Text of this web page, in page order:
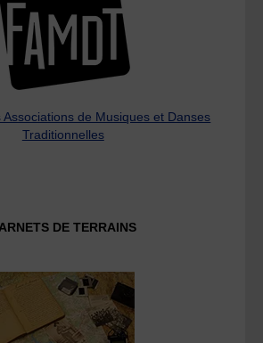
de Musiques et Danses
Traditionnelles
DE TERRAINS